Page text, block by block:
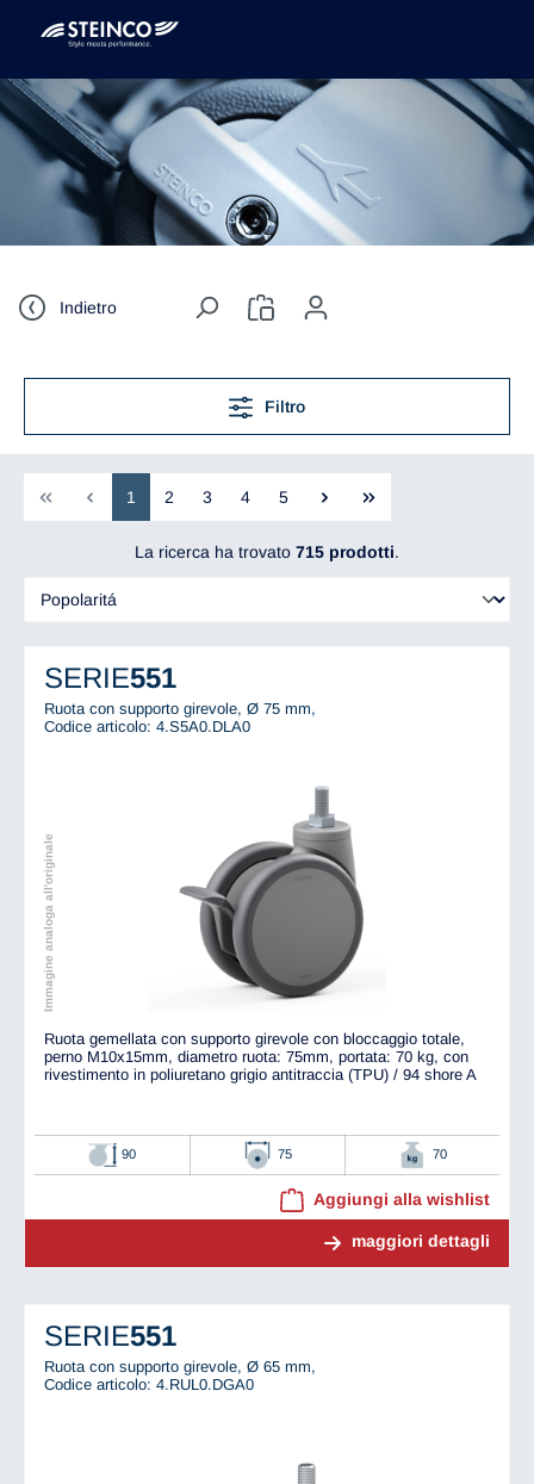
Indietro
Filtro
1 2 3 4 5
La ricerca ha trovato 715 prodotti.
SERIE551
Ruota con supporto girevole, Ø 75 mm,
Codice articolo: 4.S5A0.DLA0
Immagine analoga all'originale
Ruota gemellata con supporto girevole con bloccaggio totale,
perno M10x15mm, diametro ruota: 75mm, portata: 70 kg, con
rivestimento in poliuretano grigio antitraccia (TPU) / 94 shore A
90 75 70
Aggiungi alla wishlist
maggiori dettagli
SERIE551
Ruota con supporto girevole, Ø 65 mm,
Codice articolo: 4.RUL0.DGA0